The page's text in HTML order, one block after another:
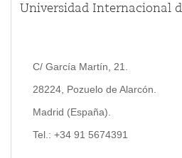
Universidad Internacional
C/ García Martín, 21.
28224, Pozuelo de Alarcón.
Madrid (España).
Tel.: +34 91 5674391